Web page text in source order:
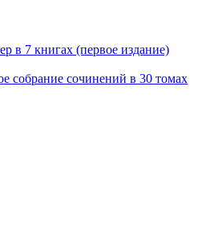
в 7 книгах (первое издание)